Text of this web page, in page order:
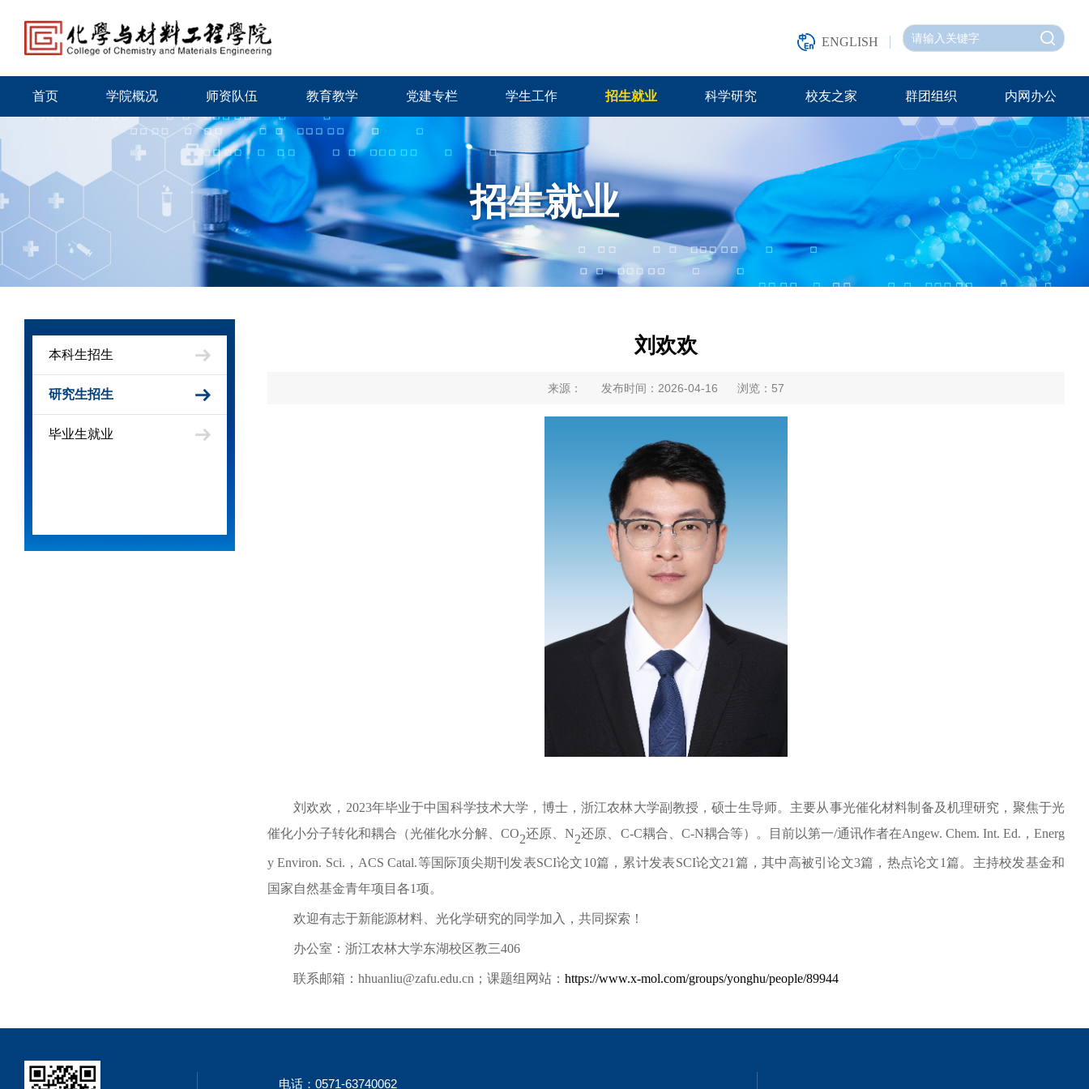
ENGLISH
首页 学院概况 师资队伍 教育教学 党建专栏 学生工作 招生就业 科学研究 校友之家 群团组织 内网办公
招生就业
本科生招生
研究生招生
毕业生就业
刘欢欢
来源： 发布时间：2026-04-16 浏览： 57
刘欢欢， 2023年毕业于中国科学技术大学，博士，浙江农林大学副教授，硕士生导师。主要从事光催化材料制备及机理研究，聚焦于光
催化小分子转化和耦合（光催化水分解、CO2还原、N2还原、 C-C耦合、 C-N耦合等）。目前以第一/通讯作者在Angew. Chem. Int. Ed. ，Energ
y Environ. Sci. ， ACS Catal.等国际顶尖期刊发表SCI论文10篇，累计发表SCI论文21 篇，其中高被引论文3篇，热点论文1篇。主持校发基金和
国家自然基金青年项目各1项。
欢迎有志于新能源材料、光化学研究的同学加入，共同探索！
办公室：浙江农林大学东湖校区教三406
联系邮箱： hhuanliu@zafu.edu.cn ；课题组网站： https://www.x-mol.com/groups/yonghu/people/89944
电话：0571-63740062